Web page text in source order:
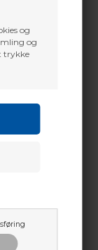
og
og
trykke
24 timer.
for